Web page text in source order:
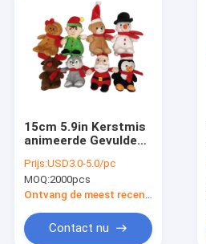
Producten
Over ons
Fabrieksreis
nieuws
Alle Gevallen
15cm 5.9in Kerstmis
animeerde Gevulde
speelgoed 8 van de
Peperkoekpluche
Asstd zingen
Prijs:USD3.0-5.0/pc
MOQ:2000pcs
Ontvang de meest recente Prijs
Contact nu